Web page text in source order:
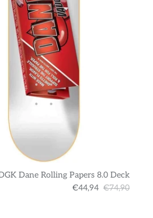
Dane Rolling Papers 8.0 Deck
€44,94 €74,90